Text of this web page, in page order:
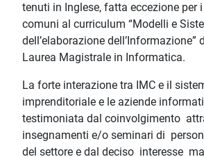
tenuti in Inglese, fatta eccezione per
comuni al curriculum “Modelli e
dell’elaborazione dell’Informazione”
Laurea Magistrale in Informatica.
La forte interazione tra IMC e il
imprenditoriale e le aziende
testimoniata dal coinvolgimento
insegnamenti e/o seminari di
del settore e dal deciso interesse